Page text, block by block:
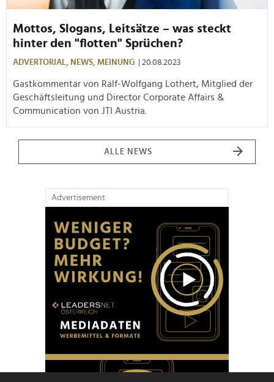
Mottos, Slogans, Leitsätze – was steckt
hinter den "flotten" Sprüchen?
ADVERTORIAL, NEWS, MEINUNG | 20.08.2023
Gastkommentar von Ralf-Wolfgang Lothert, Mitglied der
Geschäftsleitung und Director Corporate Affairs &
Communication von JTI Austria.
ALLE NEWS
Advertisement